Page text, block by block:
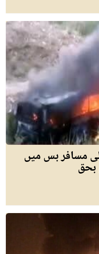
مسافر بس میں